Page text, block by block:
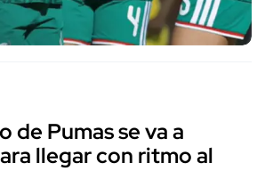
de Pumas se va a
llegar con ritmo al